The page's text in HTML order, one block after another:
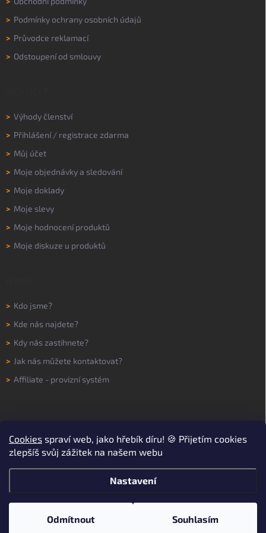
Cookies spraví web, jako hřebík díru! 🍪 Přijetím cookies
zlepšíš svůj zážitek na našem webu
Nastavení
Odmítnout Souhlasím
> Podmínky ochrany osobních údajů
> Průvodce reklamací
> Odstoupení od smlouvy
> Výhody členství
> Přihlášení/ registrace zdarma
> Můj účet
> Moje objednávky a sledování
> Moje doklady
> Moje slevy
> Moje hodnocení produktů
> Moje diskuze u produktů
> Kdo jsme?
> Kde nás najdete?
> Kdy nás zastihnete?
> Jak nás můžete kontaktovat?
> Affiliate - provizní systém
Copyright 2026WORKNOW. Všechna práva vyhrazena.Upravit nastavení